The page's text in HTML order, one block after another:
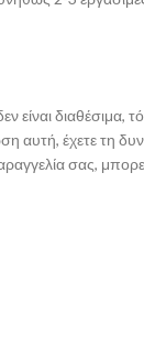
είναι
έχετε τη
σας, μπορεί